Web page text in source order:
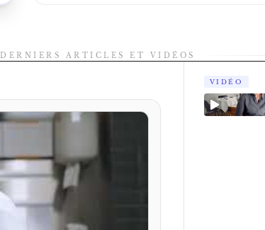
DERNIERS ARTICLES ET VIDÉOS
VIDÉO